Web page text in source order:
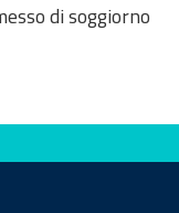
di soggiorno